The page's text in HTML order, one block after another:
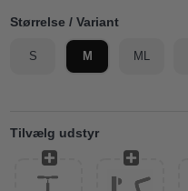
Størrelse / Variant
S M ML
Tilvælg udstyr